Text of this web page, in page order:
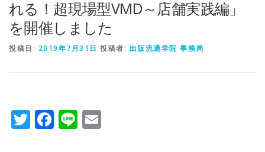
お問い合わせ DICTIONARY COLUMN
書店研究会
れる！超現場型VMD～店舗実践編」
を開催しました
投稿日: 2019年7月31日 投稿者: 出版流通学院 事務局
Twitter
Facebook
Line